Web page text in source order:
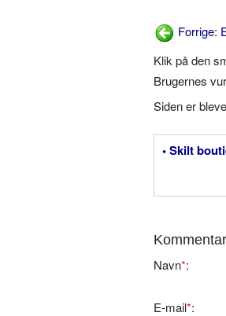
Forrige:
Klik på den
Brugernes
Siden er
• Skilt
Navn*:
E-mail*: